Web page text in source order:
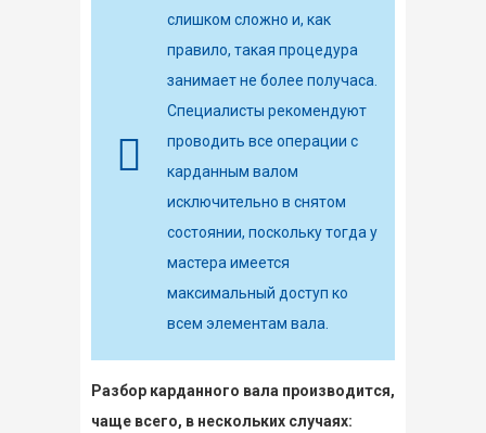
слишком сложно и, как
правило, такая процедура
занимает не более получаса.
Специалисты рекомендуют
проводить все операции с
карданным валом
исключительно в снятом
состоянии, поскольку тогда у
мастера имеется
максимальный доступ ко
всем элементам вала.
Разбор карданного вала производится,
чаще всего, в нескольких случаях: